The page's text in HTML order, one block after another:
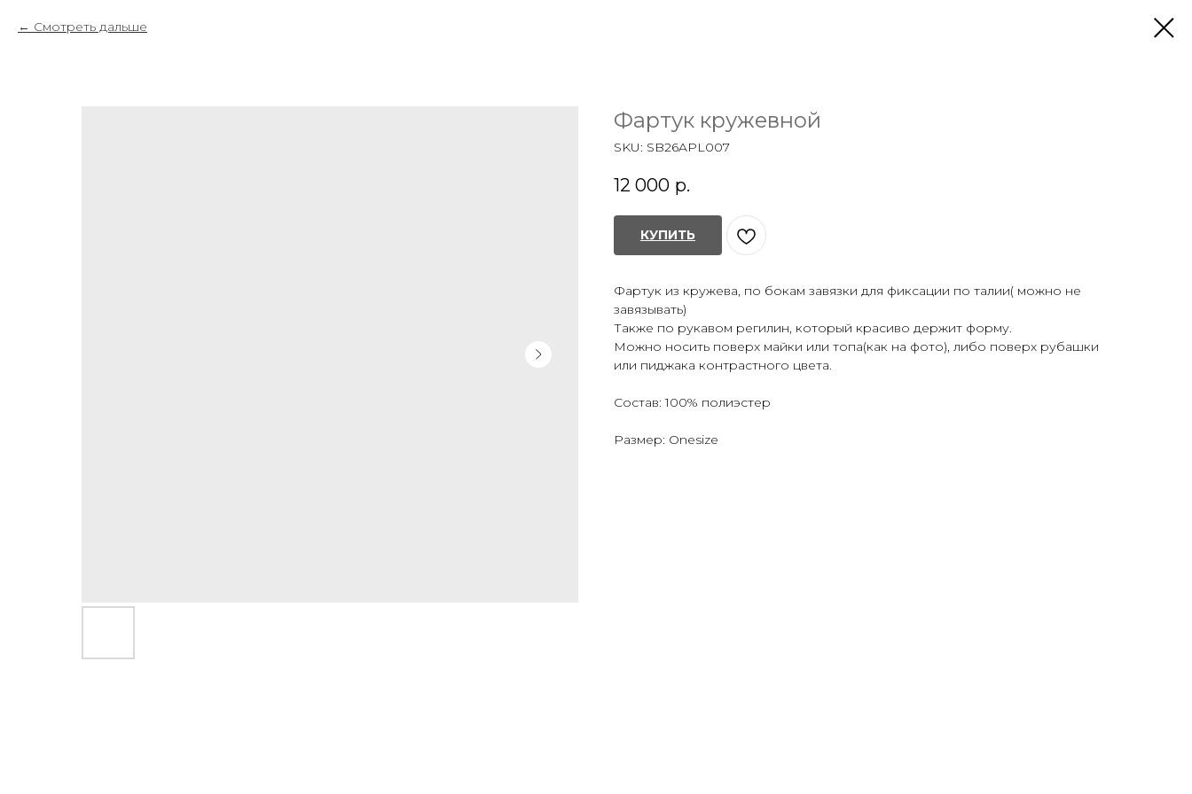
Смотреть дальше
Фартук кружевной
SKU: SB26APL007
12 000 р.
КУПИТЬ
Фартук из кружева, по бокам завязки для фиксации по талии( можно не
завязывать)
Также по рукавом регилин, который красиво держит форму.
Можно носить поверх майки или топа(как на фото), либо поверх рубашки
или пиджака контрастного цвета.
Состав: 100% полиэстер
Размер: Onesize